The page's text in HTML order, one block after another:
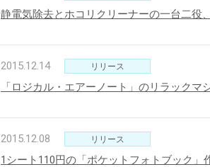
新製品一覧
静電気除去とホコリクリーナーの一台二役
2015.12.14 リリース
「ロジカル・エアーノート」のリラックマ
2015.12.08 リリース
1シート110円の「ポケットフォトブック」